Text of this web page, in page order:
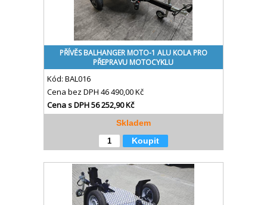
PŘÍVĚS BALHANGER MOTO-1 ALU KOLA PRO
PŘEPRAVU MOTOCYKLU
Kód: BAL016
Cena bez DPH 46 490,00 Kč
Cena s DPH56 252,90 Kč
Skladem
Koupit